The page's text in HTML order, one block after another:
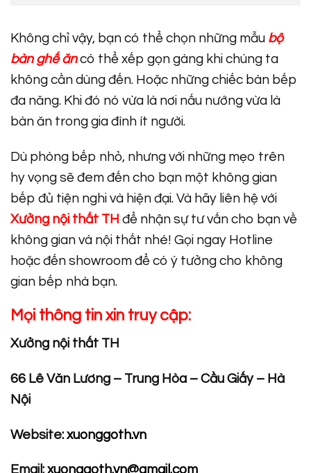
Không chỉ vậy, bạn có thể chọn những mẫu bộ
bàn ghế ăn có thể xếp gọn gàng khi chúng ta
không cần dùng đến. Hoặc những chiếc bàn bếp
đa năng. Khi đó nó vừa là nơi nấu nướng vừa là
bàn ăn trong gia đình ít người.
Dù phòng bếp nhỏ, nhưng với những mẹo trên
hy vọng sẽ đem đến cho bạn một không gian
bếp đủ tiện nghi và hiện đại. Và hãy liên hệ với
Xưởng nội thất TH để nhận sự tư vấn cho bạn về
không gian và nội thất nhé! Gọi ngay Hotline
hoặc đến showroom để có ý tưởng cho không
gian bếp nhà bạn.
Mọi thông tin xin truy cập:
Xưởng nội thất TH
66 Lê Văn Lương – Trung Hòa – Cầu Giấy – Hà
Nội
Website: xuonggoth.vn
Email: xuonggoth.vn@gmail.com